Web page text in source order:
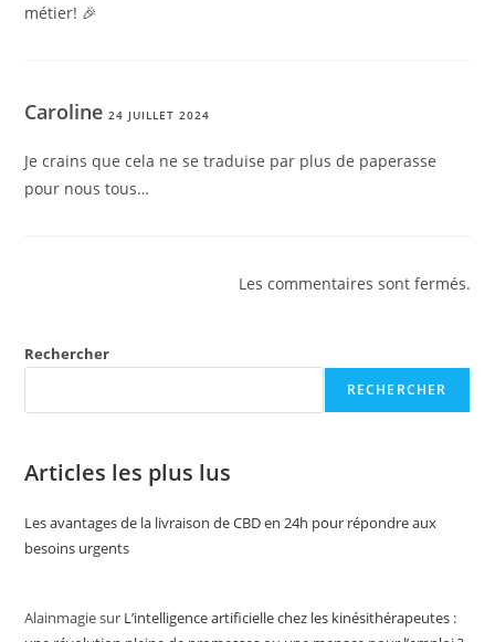
métier! 🎉
Caroline24 JUILLET 2024
Je crains que cela ne se traduise par plus de paperasse
pour nous tous…
Les commentaires sont fermés.
Rechercher
RECHERCHER
Articles les plus lus
Les avantages de la livraison de CBD en 24h pour répondre aux
besoins urgents
Alainmagiesur L’intelligence artificielle chez les kinésithérapeutes :